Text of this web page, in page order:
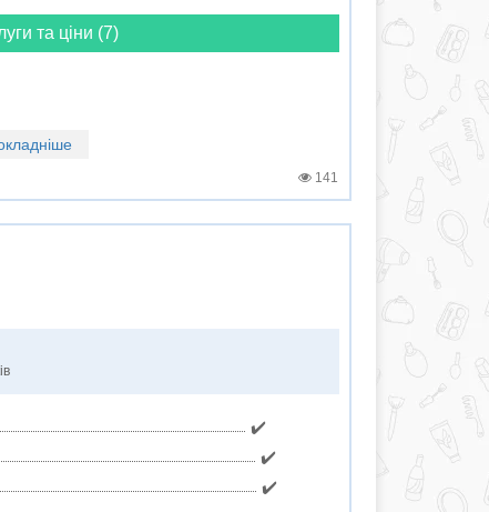
та ціни (7)
141
✔️
✔️
✔️